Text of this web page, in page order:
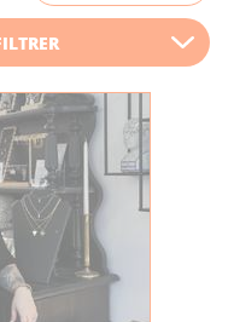
Choisissez votre filtre
d'actualité